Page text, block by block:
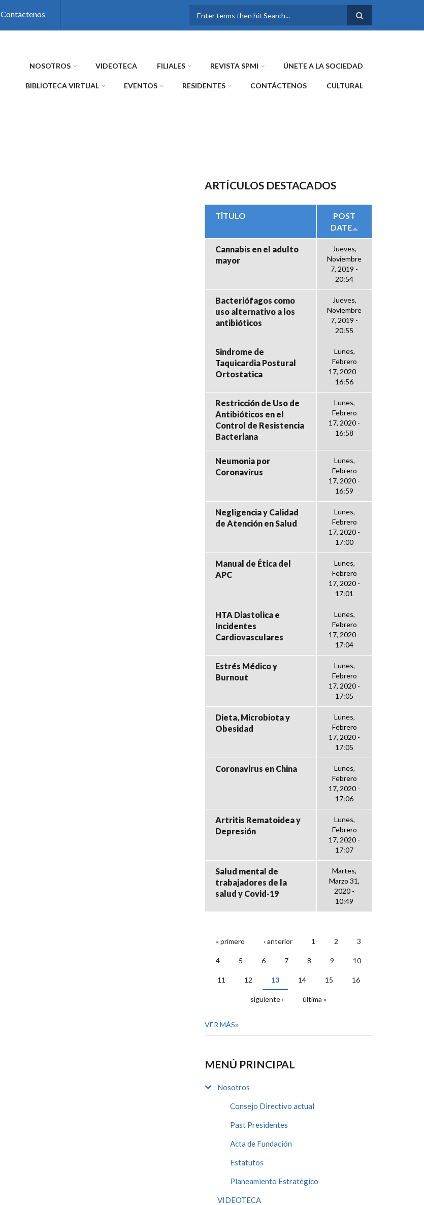
Contáctenos
FORMULARIO DE
NOSOTROS VIDEOTECA FILIALES REVISTA SPMI ÚNETE A LA SOCIEDAD
BIBLIOTECA VIRTUAL EVENTOS RESIDENTES CONTÁCTENOS CULTURAL
ARTÍCULOS DESTACADOS
TÍTULO
POST
DATE
Cannabis en el adulto
mayor
Jueves,
Noviembre
7, 2019 -
20:54
Bacteriófagos como
uso alternativo a los
antibióticos
Jueves,
Noviembre
7, 2019 -
20:55
Sindrome de
Taquicardia Postural
Ortostatica
Lunes,
Febrero
17, 2020 -
16:56
Restricción de Uso de
Antibióticos en el
Control de Resistencia
Bacteriana
Lunes,
Febrero
17, 2020 -
16:58
Neumonia por
Coronavirus
Lunes,
Febrero
17, 2020 -
16:59
Negligencia y Calidad
de Atención en Salud
Lunes,
Febrero
17, 2020 -
17:00
Manual de Ética del
APC
Lunes,
Febrero
17, 2020 -
17:01
HTA Diastolica e
Incidentes
Cardiovasculares
Lunes,
Febrero
17, 2020 -
17:04
Estrés Médico y
Burnout
Lunes,
Febrero
17, 2020 -
17:05
Dieta, Microbiota y
Obesidad
Lunes,
Febrero
17, 2020 -
17:05
Coronavirus en China
Lunes,
Febrero
17, 2020 -
17:06
Artritis Rematoidea y
Depresión
Lunes,
Febrero
17, 2020 -
17:07
Salud mental de
trabajadores de la
salud y Covid-19
Martes,
Marzo 31,
2020 -
10:49
PÁGINAS
« primero ‹ anterior 1 2 3
4 5 6 7 8 9 10
11 12 13 14 15 16
siguiente › última »
VER MÁS
MENÚ PRINCIPAL
Nosotros
Consejo Directivo actual
Past Presidentes
Acta de Fundación
Estatutos
Planeamiento Estratégico
VIDEOTECA